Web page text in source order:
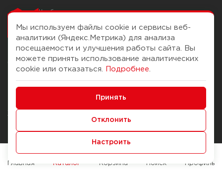
Чтобы вам легко
О компании
История Компании
Журнал
Наши марки
Брендирование
Помощь
Доставка и оплата
Способы оплаты
Служба контроля качества
Мы используем файлы cookie и сервисы веб-
аналитики (Яндекс.Метрика) для анализа
посещаемости и улучшения работы сайта. Вы
можете принять использование аналитических
cookie или отказаться.
Подробнее
Принять
Отклонить
Настроить
Главная Каталог Корзина Поиск Профиль